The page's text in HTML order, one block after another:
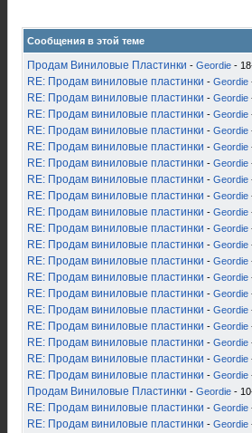
Сообщения в этой теме
Продам Виниловые Пластинки - Geordie -
RE: Продам виниловые пластинки - Geordie
RE: Продам виниловые пластинки - Geordie
RE: Продам виниловые пластинки - Geordie
RE: Продам виниловые пластинки - Geordie
RE: Продам виниловые пластинки - Geordie
RE: Продам виниловые пластинки - Geordie
RE: Продам виниловые пластинки - Geordie
RE: Продам виниловые пластинки - Geordie
RE: Продам виниловые пластинки - Geordie
RE: Продам виниловые пластинки - Geordie
RE: Продам виниловые пластинки - Geordie
RE: Продам виниловые пластинки - Geordie
RE: Продам виниловые пластинки - Geordie
RE: Продам виниловые пластинки - Geordie
RE: Продам виниловые пластинки - Geordie
RE: Продам виниловые пластинки - Geordie
RE: Продам виниловые пластинки - Geordie
RE: Продам виниловые пластинки - Geordie
RE: Продам виниловые пластинки - Geordie
Продам Виниловые Пластинки - Geordie -
RE: Продам виниловые пластинки - Geordie
RE: Продам виниловые пластинки - Geordie